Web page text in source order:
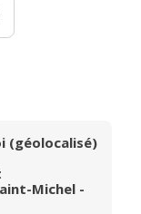
(géolocalisé)
Michel -